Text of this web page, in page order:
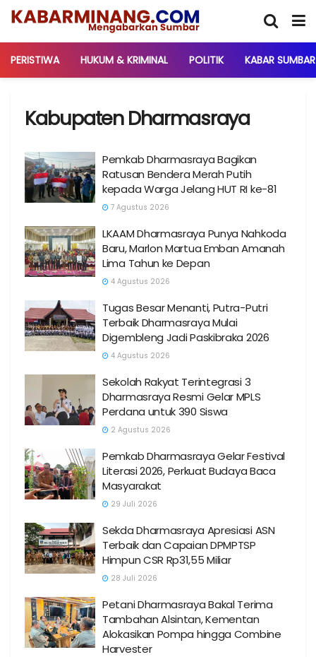
PERISTIWA HUKUM & KRIMINAL POLITIK KABAR SUMBAR
Kabupaten Dharmasraya
Pemkab Dharmasraya Bagikan
Ratusan Bendera Merah Putih
kepada Warga Jelang HUT RI ke-81
7 Agustus 2026
LKAAM Dharmasraya Punya Nahkoda
Baru, Marlon Martua Emban Amanah
Lima Tahun ke Depan
4 Agustus 2026
Tugas Besar Menanti, Putra-Putri
Terbaik Dharmasraya Mulai
Digembleng Jadi Paskibraka 2026
4 Agustus 2026
Sekolah Rakyat Terintegrasi 3
Dharmasraya Resmi Gelar MPLS
Perdana untuk 390 Siswa
2 Agustus 2026
Pemkab Dharmasraya Gelar Festival
Literasi 2026, Perkuat Budaya Baca
Masyarakat
29 Juli 2026
Sekda Dharmasraya Apresiasi ASN
Terbaik dan Capaian DPMPTSP
Himpun CSR Rp31,55 Miliar
28 Juli 2026
Petani Dharmasraya Bakal Terima
Tambahan Alsintan, Kementan
Alokasikan Pompa hingga Combine
Harvester